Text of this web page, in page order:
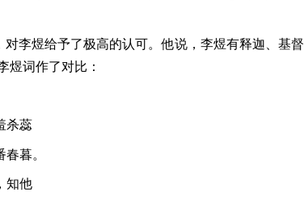
李煜给予了极高的认可。他说，李煜有释迦、基督
煜词作了对比：
杀蕊
暮。
知他